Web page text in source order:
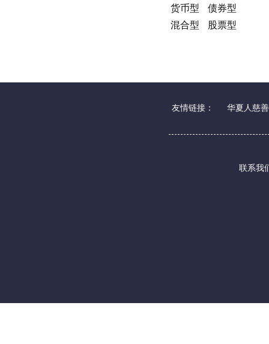
货币型
债券型
混合型
股票型
友情链接： 华夏人慈
联系我